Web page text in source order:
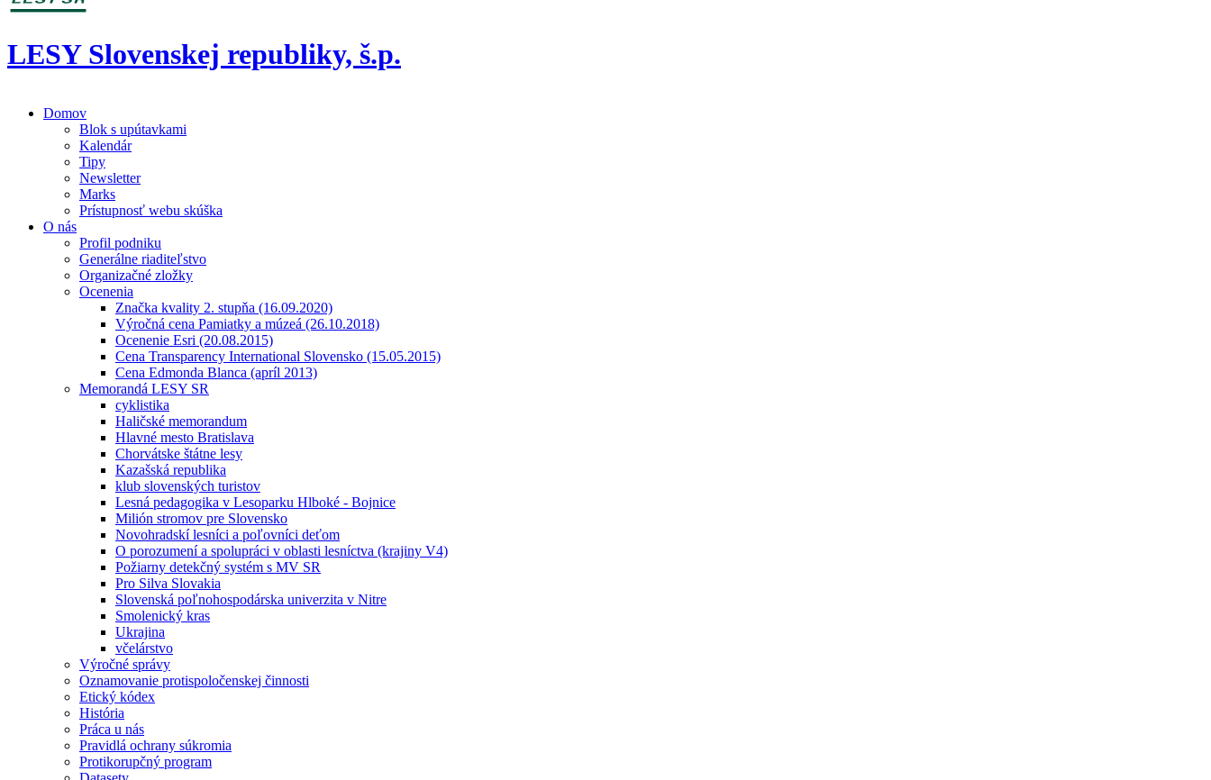
LESY Slovenskej republiky, š.p.
Domov
Blok s upútavkami
Kalendár
Tipy
Newsletter
Marks
Prístupnosť webu skúška
O nás
Profil podniku
Generálne riaditeľstvo
Organizačné zložky
Ocenenia
Značka kvality 2. stupňa (16.09.2020)
Výročná cena Pamiatky a múzeá (26.10.2018)
Ocenenie Esri (20.08.2015)
Cena Transparency International Slovensko (15.05.2015)
Cena Edmonda Blanca (apríl 2013)
Memorandá LESY SR
cyklistika
Haličské memorandum
Hlavné mesto Bratislava
Chorvátske štátne lesy
Kazašská republika
klub slovenských turistov
Lesná pedagogika v Lesoparku Hlboké - Bojnice
Milión stromov pre Slovensko
Novohradskí lesníci a poľovníci deťom
O porozumení a spolupráci v oblasti lesníctva (krajiny V4)
Požiarny detekčný systém s MV SR
Pro Silva Slovakia
Slovenská poľnohospodárska univerzita v Nitre
Smolenický kras
Ukrajina
včelárstvo
Výročné správy
Oznamovanie protispoločenskej činnosti
Etický kódex
História
Práca u nás
Pravidlá ochrany súkromia
Protikorupčný program